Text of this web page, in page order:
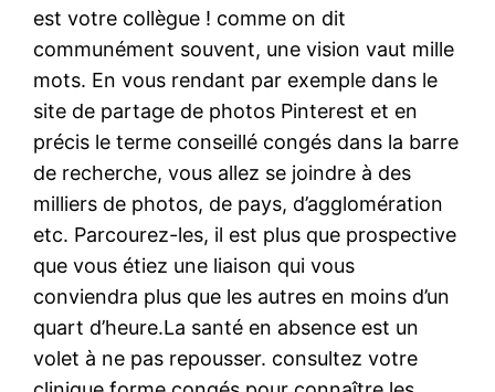
est votre collègue ! comme on dit
communément souvent, une vision vaut mille
mots. En vous rendant par exemple dans le
site de partage de photos Pinterest et en
précis le terme conseillé congés dans la barre
de recherche, vous allez se joindre à des
milliers de photos, de pays, d’agglomération
etc. Parcourez-les, il est plus que prospective
que vous étiez une liaison qui vous
conviendra plus que les autres en moins d’un
quart d’heure.La santé en absence est un
volet à ne pas repousser. consultez votre